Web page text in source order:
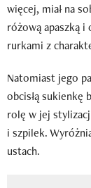
więcej, miał na
różową apaszką i
rurkami z
Natomiast jego
obcisłą sukienkę
rolę w jej
i szpilek.
ustach.